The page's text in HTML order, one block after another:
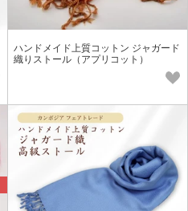
ハンドメイド上質コットン ジャガード
織りストール（アプリコット）